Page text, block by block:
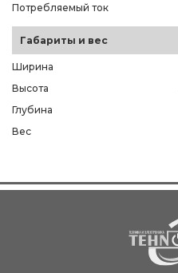
Потребляемый ток
Габариты и вес
Ширина
Высота
Глубина
Вес